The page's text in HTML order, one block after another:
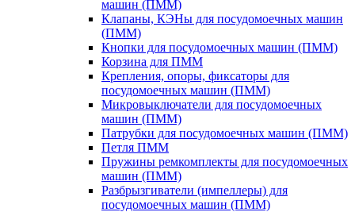
машин (ПММ)
Клапаны, КЭНы для посудомоечных машин
(ПММ)
Кнопки для посудомоечных машин (ПММ)
Корзина для ПММ
Крепления, опоры, фиксаторы для
посудомоечных машин (ПММ)
Микровыключатели для посудомоечных
машин (ПММ)
Патрубки для посудомоечных машин (ПММ)
Петля ПММ
Пружины ремкомплекты для посудомоечных
машин (ПММ)
Разбрызгиватели (импеллеры) для
посудомоечных машин (ПММ)